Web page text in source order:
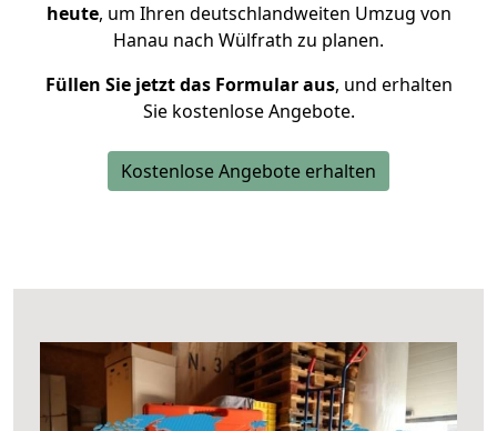
heute, um Ihren deutschlandweiten Umzug von
Hanau nach Wülfrath zu planen.
Füllen Sie jetzt das Formular aus, und erhalten
Sie kostenlose Angebote.
Kostenlose Angebote erhalten